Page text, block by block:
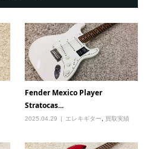
Fender Mexico Player
Stratocas...
2025.04.29 エレキギター 買取実績